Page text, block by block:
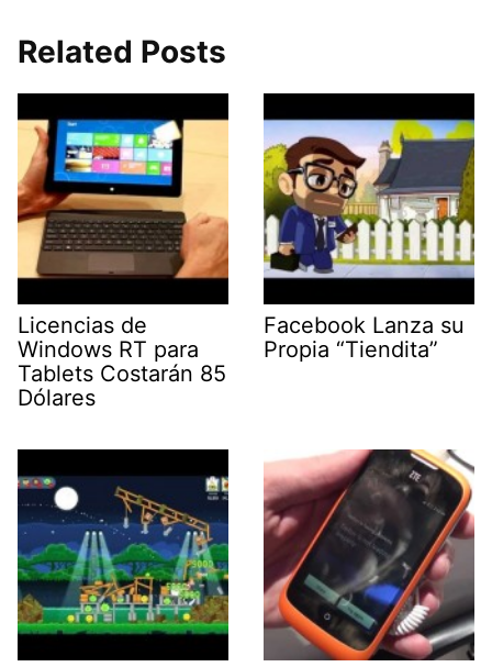
Related Posts
Licencias de
Windows RT para
Tablets Costarán 85
Dólares
Facebook Lanza su
Propia “Tiendita”